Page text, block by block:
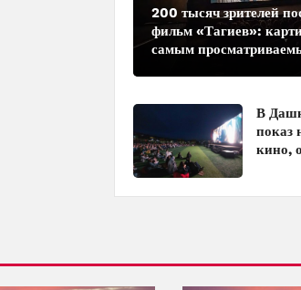
200 тысяч зрителей
фильм «Тагиев»:
самым
В
показ
кино,